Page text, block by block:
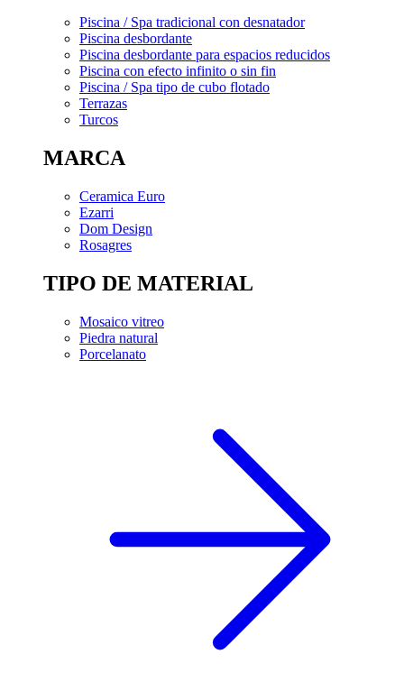
Piscina / Spa tradicional con desnatador
Piscina desbordante
Piscina desbordante para espacios reducidos
Piscina con efecto infinito o sin fin
Piscina / Spa tipo de cubo flotado
Terrazas
Turcos
MARCA
Ceramica Euro
Ezarri
Dom Design
Rosagres
TIPO DE MATERIAL
Mosaico vitreo
Piedra natural
Porcelanato